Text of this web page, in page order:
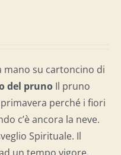
mano su cartoncino di
del pruno Il pruno
perché i fiori
c’è ancora la neve.
Spirituale. Il